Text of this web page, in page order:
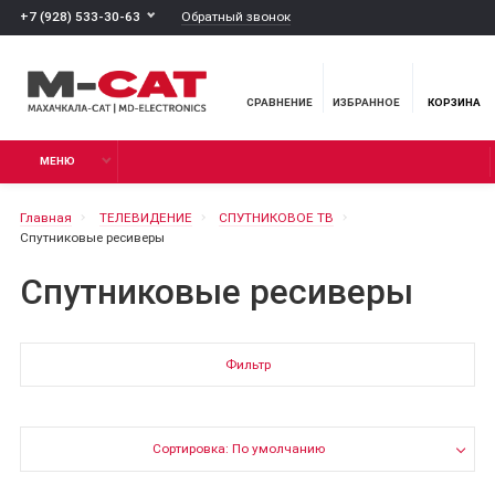
+7 (928) 533-30-63 Обратный звонок
СРАВНЕНИЕ ИЗБРАННОЕ КОРЗИНА
МЕНЮ
Главная ТЕЛЕВИДЕНИЕ
СПУТНИКОВОЕ ТВ
Спутниковые ресиверы
Спутниковые ресиверы
Фильтр
Сортировка: По умолчанию